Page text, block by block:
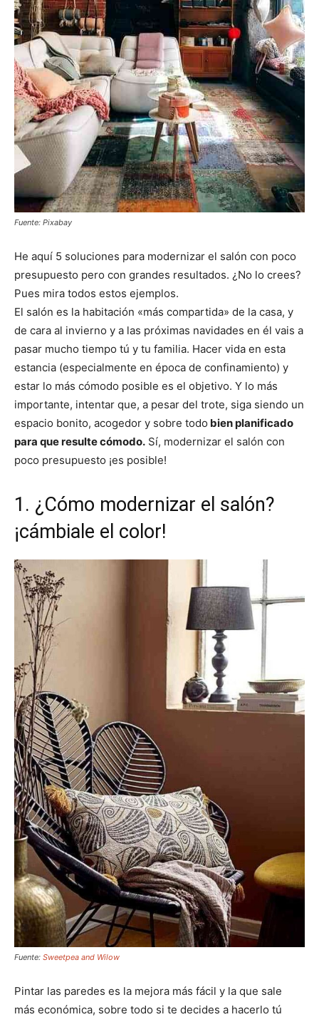
Fuente: Pixabay
He aquí 5 soluciones para modernizar el salón con poco
presupuesto pero con grandes resultados. ¿No lo crees?
Pues mira todos estos ejemplos.
El salón es la habitación «más compartida» de la casa, y
de cara al invierno y a las próximas navidades en él vais a
pasar mucho tiempo tú y tu familia. Hacer vida en esta
estancia (especialmente en época de confinamiento) y
estar lo más cómodo posible es el objetivo. Y lo más
importante, intentar que, a pesar del trote, siga siendo un
espacio bonito, acogedor y sobre todo bien planificado
para que resulte cómodo. Sí, modernizar el salón con
poco presupuesto ¡es posible!
1. ¿Cómo modernizar el salón?
¡cámbiale el color!
Fuente: Sweetpea and Wilow
Pintar las paredes es la mejora más fácil y la que sale
más económica, sobre todo si te decides a hacerlo tú